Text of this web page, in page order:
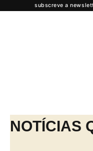
NOTÍCIAS
subscreve a